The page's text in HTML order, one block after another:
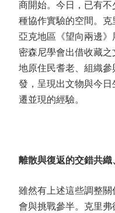
商開始。今日，已有
種協作實驗的空間。
亞克地區《望向兩邊
密森尼學會出借收藏
地原住民耆老、組織
發，呈現出文物與今
遷並現的經驗。
離散與復返的交錯共
雖然有上述這些調整
會與挑戰參半。克里